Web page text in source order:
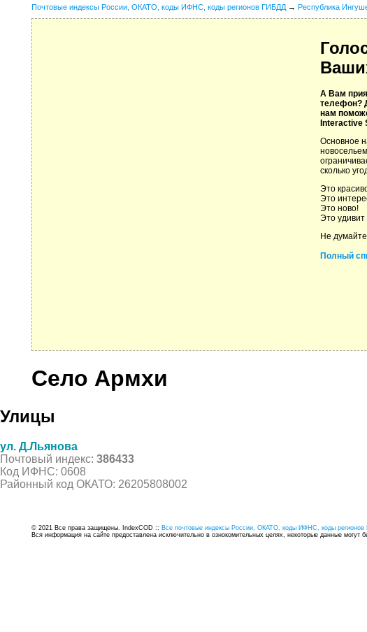
Почтовые индексы России, ОКАТО, коды ИФНС, коды регионов ГИБДД → Республика
А Вам
телефон?
нам
Interactive
Основное
сколько
Это
Это
Это ново!
Это удивит
Не
Полный
Село Армхи
Улицы
ул. Д.Льянова
Почтовый индекс: 386433
Код ИФНС: 0608
Районный код ОКАТО: 26205808002
© 2021 Все права защищены. IndexCOD :: Все почтовые индексы России, ОКАТО, коды ИФНС, коды регионов
Вся информация на сайте предоставлена исключительно в ознокомительных целях, некоторые данные могут